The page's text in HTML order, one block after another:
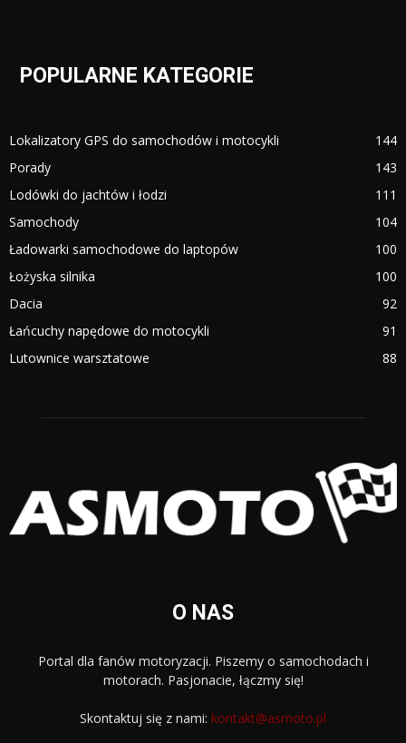
POPULARNE KATEGORIE
Lokalizatory GPS do samochodów i motocykli
144
Porady
143
Lodówki do jachtów i łodzi
111
Samochody
104
Ładowarki samochodowe do laptopów
100
Łożyska silnika
100
Dacia
92
Łańcuchy napędowe do motocykli
91
Lutownice warsztatowe
88
O NAS
Portal dla fanów motoryzacji. Piszemy o samochodach i
motorach. Pasjonacie, łączmy się!
Skontaktuj się z nami: kontakt@asmoto.pl